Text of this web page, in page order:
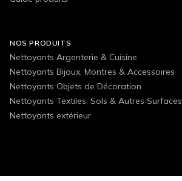
NOS PRODUITS
Nettoyants Argenterie & Cuisine
Nettoyants Bijoux, Montres & Accessoires
Nettoyants Objets de Décoration
Nettoyants Textiles, Sols & Autres Surfaces
Nettoyants extérieur
FOLLOW US